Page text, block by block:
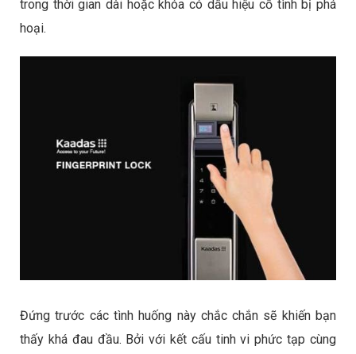
trong thời gian dài hoặc khóa có dấu hiệu cố tình bị phá
hoại.
Đứng trước các tình huống này chắc chắn sẽ khiến bạn
thấy khá đau đầu. Bởi với kết cấu tinh vi phức tạp cùng